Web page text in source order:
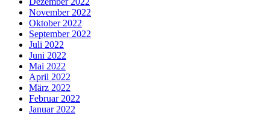
November 2022
Oktober 2022
September 2022
Juli 2022
Juni 2022
Mai 2022
April 2022
März 2022
Februar 2022
Januar 2022